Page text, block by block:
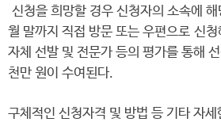
신청을 희망할 경우 신청자의 소속에
월 말까지 직접 방문 또는 우편으로 신
자체 선발 및 전문가 등의 평가를 통해
천만 원이 수여된다.
구체적인 신청자격 및 방법 등 기타 자